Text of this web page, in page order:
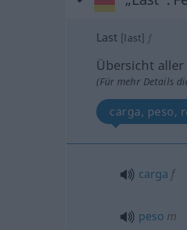
Last [last] f
Übersicht
(Für mehr Details
carga, peso,
carga f
peso m